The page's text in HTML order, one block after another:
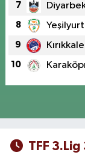
7
8
9
10
TFF